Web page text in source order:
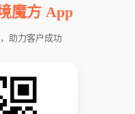
魔方 App
助力客户成功